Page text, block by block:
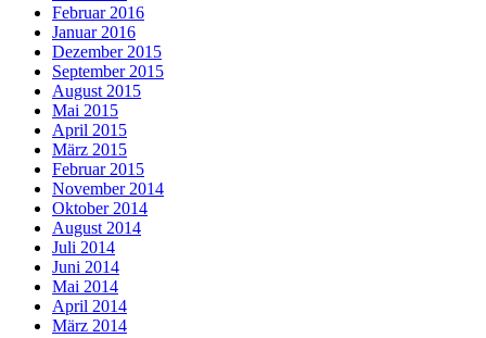
Februar 2016
Januar 2016
Dezember 2015
September 2015
August 2015
Mai 2015
April 2015
März 2015
Februar 2015
November 2014
Oktober 2014
August 2014
Juli 2014
Juni 2014
Mai 2014
April 2014
März 2014